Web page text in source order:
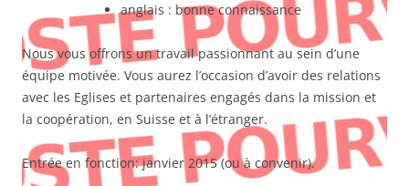
anglais : bonne connaissance
Nous vous offrons un travail passionnant au sein d’une
équipe motivée. Vous aurez l’occasion d’avoir des relations
avec les Eglises et partenaires engagés dans la mission et
la coopération, en Suisse et à l’étranger.
Entrée en fonction: janvier 2015 (ou à convenir).